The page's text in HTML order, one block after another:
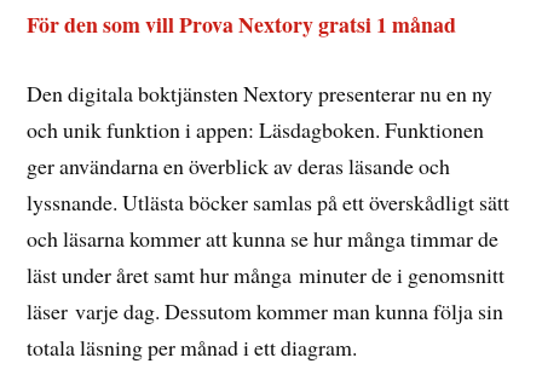
För den som vill Prova Nextory gratsi 1 månad
Den digitala boktjänsten Nextory presenterar nu en ny
och unik funktion i appen: Läsdagboken. Funktionen
ger användarna en överblick av deras läsande och
lyssnande. Utlästa böcker samlas på ett överskådligt sätt
och läsarna kommer att kunna se hur många timmar de
läst under året samt hur många minuter de i genomsnitt
läser varje dag. Dessutom kommer man kunna följa sin
totala läsning per månad i ett diagram.